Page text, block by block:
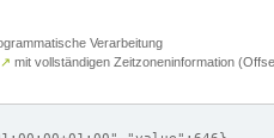
Verarbeitung
↗ mit vollständigen Zeitzoneninformation